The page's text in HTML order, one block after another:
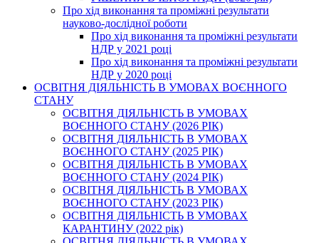
Про хід виконання та проміжні результати
науково-дослідної роботи
Про хід виконання та проміжні результати
НДР у 2021 році
Про хід виконання та проміжні результати
НДР у 2020 році
ОСВІТНЯ ДІЯЛЬНІСТЬ В УМОВАХ ВОЄННОГО
СТАНУ
ОСВІТНЯ ДІЯЛЬНІСТЬ В УМОВАХ
ВОЄННОГО СТАНУ (2026 РІК)
ОСВІТНЯ ДІЯЛЬНІСТЬ В УМОВАХ
ВОЄННОГО СТАНУ (2025 РІК)
ОСВІТНЯ ДІЯЛЬНІСТЬ В УМОВАХ
ВОЄННОГО СТАНУ (2024 РІК)
ОСВІТНЯ ДІЯЛЬНІСТЬ В УМОВАХ
ВОЄННОГО СТАНУ (2023 РІК)
ОСВІТНЯ ДІЯЛЬНІСТЬ В УМОВАХ
КАРАНТИНУ (2022 рік)